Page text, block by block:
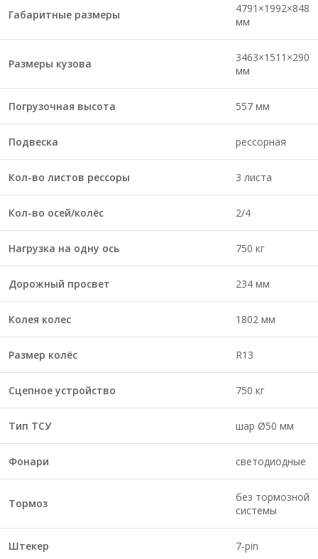
Габаритные размеры
4791×1992×848
мм
Размеры кузова
3463×1511×290
мм
Погрузочная высота 557 мм
Подвеска рессорная
Кол-во листов рессоры 3 листа
Кол-во осей/колёс 2/4
Нагрузка на одну ось 750 кг
Дорожный просвет 234 мм
Колея колес 1802 мм
Размер колёс R13
Сцепное устройство 750 кг
Тип ТСУ шар Ø50 мм
Фонари светодиодные
Тормоз
без тормозной
системы
Штекер 7-pin